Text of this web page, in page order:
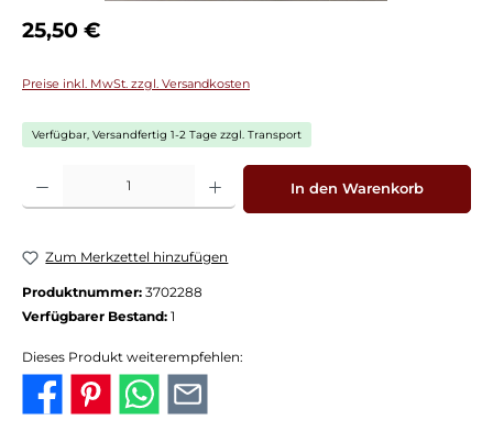
Regulärer Preis:
25,50 €
Preise inkl. MwSt. zzgl. Versandkosten
Verfügbar, Versandfertig 1-2 Tage zzgl. Transport
Produkt Anzahl: Gib den gewünschten Wert ein oder benutze die
In den Warenkorb
Zum Merkzettel hinzufügen
Produktnummer: 3702288
Verfügbarer Bestand: 1
Dieses Produkt weiterempfehlen: